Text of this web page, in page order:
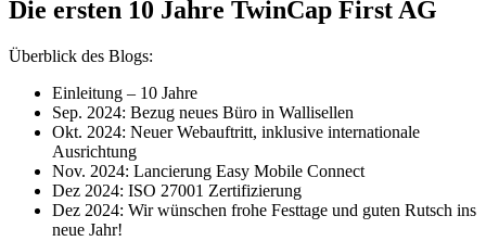
Die ersten 10 Jahre TwinCap First AG
Überblick des Blogs:
Einleitung – 10 Jahre
Sep. 2024: Bezug neues Büro in Wallisellen
Okt. 2024: Neuer Webauftritt, inklusive internationale
Ausrichtung
Nov. 2024: Lancierung Easy Mobile Connect
Dez 2024: ISO 27001 Zertifizierung
Dez 2024: Wir wünschen frohe Festtage und guten Rutsch ins
neue Jahr!